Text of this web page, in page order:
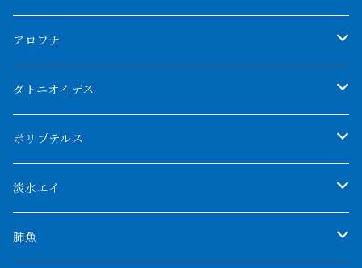
アロワナ
クンパイ
アブソリュートレッド
AGUS スーパーレッドF4
特殊アロワナ
ダトニオイデス
シャムタイガー
特殊ダトニオ
ダトニオプラスワン
ポリプテルス
モンスターポリプ
特殊ポリプ
淡水エイ
シナガワダイヤ
肺魚